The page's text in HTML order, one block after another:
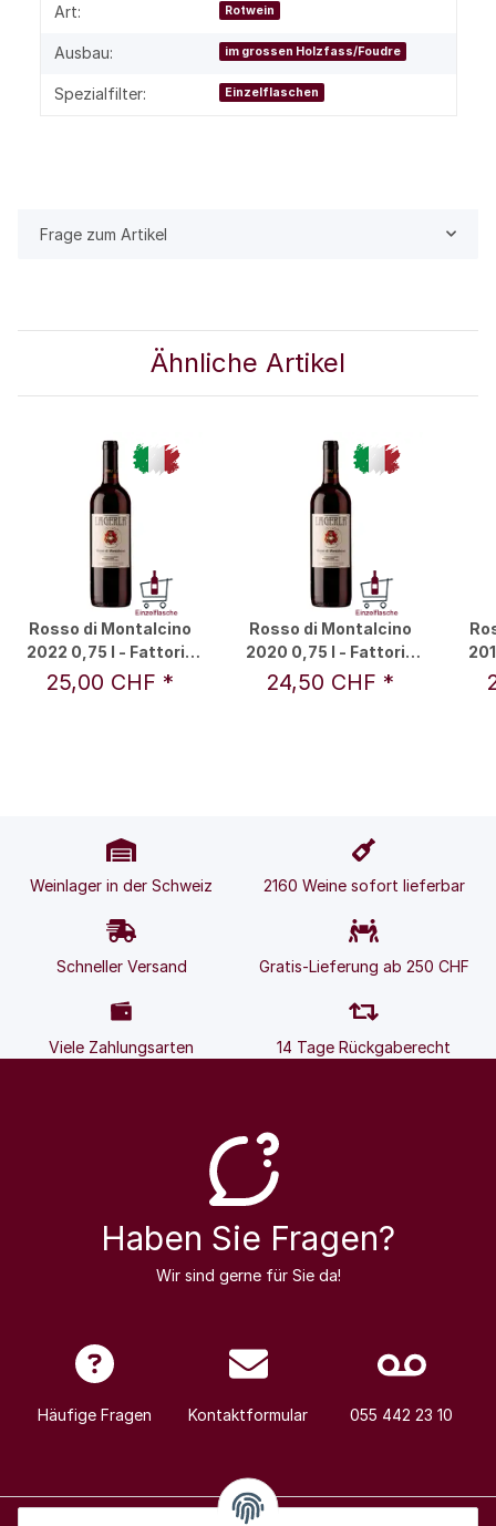
Art: Rotwein
Ausbau: im grossen Holzfass/Foudre
Spezialfilter: Einzelflaschen
Frage zum Artikel
Ähnliche Artikel
Rosso di Montalcino
2022 0,75 l - Fattoria
La Gerla / Sergio Rossi
25,00 CHF *
Rosso di Montalcino
2020 0,75 l - Fattoria
La Gerla / Sergio Rossi
24,50 CHF *
La
Weinlager in der Schweiz 2160 Weine sofort lieferbar
Schneller Versand Gratis-Lieferung ab 250 CHF
Viele Zahlungsarten 14 Tage Rückgaberecht
Haben Sie Fragen?
Wir sind gerne für Sie da!
Häufige Fragen Kontaktformular 055 442 23 10